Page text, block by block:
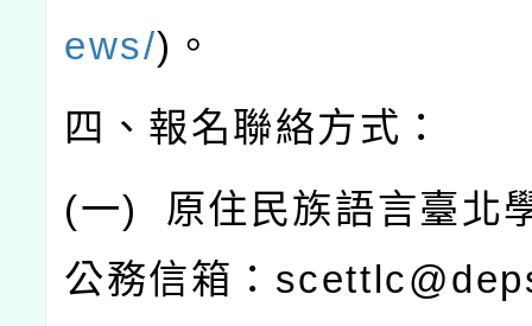
ews/) 。
四、報名聯絡方式：
(一) 原住民族語言臺北
公務信箱：